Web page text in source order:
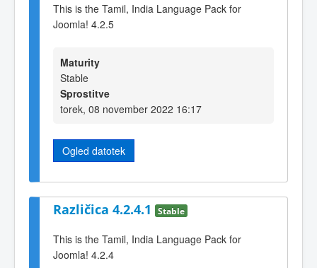
This is the Tamil, India Language Pack for
Joomla! 4.2.5
Maturity
Stable
Sprostitve
torek, 08 november 2022 16:17
Ogled datotek
Različica 4.2.4.1 Stable
This is the Tamil, India Language Pack for
Joomla! 4.2.4